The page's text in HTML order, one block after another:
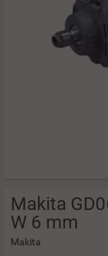
Makita
W 6 mm
Makita